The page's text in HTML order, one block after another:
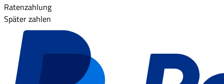
Ratenzahlung
Später zahlen